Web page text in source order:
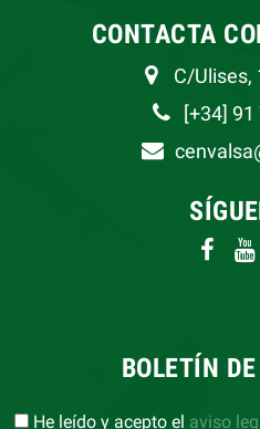
CONTACTA
C/Ulises,
[+34] 91
BOLETÍN
He leído y acepto el aviso